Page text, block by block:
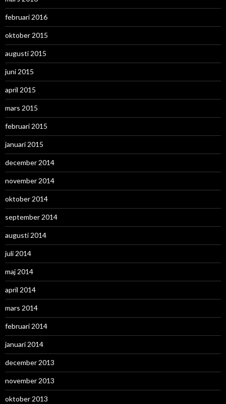
februari 2016
oktober 2015
augusti 2015
juni 2015
april 2015
mars 2015
februari 2015
januari 2015
december 2014
november 2014
oktober 2014
september 2014
augusti 2014
juli 2014
maj 2014
april 2014
mars 2014
februari 2014
januari 2014
december 2013
november 2013
oktober 2013